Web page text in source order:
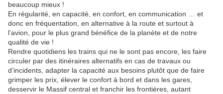
beaucoup mieux !
En régularité, en capacité, en confort, en communication … et
donc en fréquentation, en alternative à la route et surtout à
l’avion, pour le plus grand bénéfice de la planète et de notre
qualité de vie !
Rendre quotidiens les trains qui ne le sont pas encore, les faire
circuler par des itinéraires alternatifs en cas de travaux ou
d’incidents, adapter la capacité aux besoins plutôt que de faire
grimper les prix, élever le confort à bord et dans les gares,
desservir le Massif central et franchir les frontières, autant